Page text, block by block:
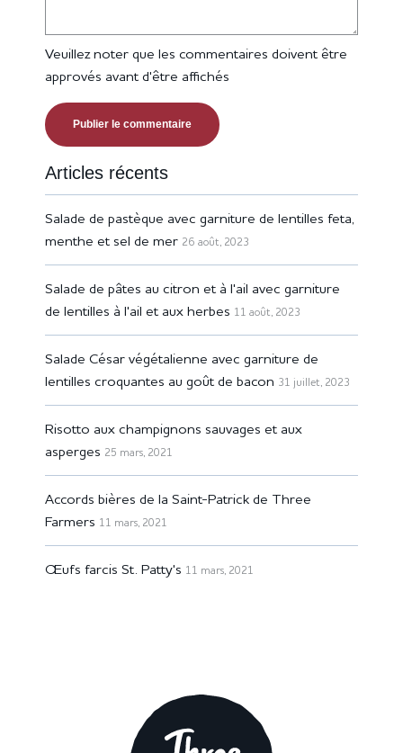
Veuillez noter que les commentaires doivent être
approvés avant d'être affichés
Articles récents
Salade de pastèque avec garniture de lentilles feta,
menthe et sel de mer 26 août, 2023
Salade de pâtes au citron et à l'ail avec garniture
de lentilles à l'ail et aux herbes 11 août, 2023
Salade César végétalienne avec garniture de
lentilles croquantes au goût de bacon 31 juillet, 2023
Risotto aux champignons sauvages et aux
asperges 25 mars, 2021
Accords bières de la Saint-Patrick de Three
Farmers 11 mars, 2021
Œufs farcis St. Patty's 11 mars, 2021